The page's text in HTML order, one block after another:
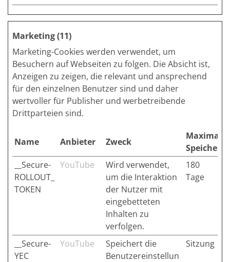
Marketing (11)
Marketing-Cookies werden verwendet, um
Besuchern auf Webseiten zu folgen. Die Absicht ist,
Anzeigen zu zeigen, die relevant und ansprechend
für den einzelnen Benutzer sind und daher
wertvoller für Publisher und werbetreibende
Drittparteien sind.
Name Anbieter Zweck
Maximale
__Secure-
ROLLOUT_
TOKEN
YouTube
Wird verwendet,
um die Interaktion
der Nutzer mit
eingebetteten
Inhalten zu
verfolgen.
180
Tage
__Secure-
YEC
YouTube
Speichert die
Benutzereinstellun
Sitzung